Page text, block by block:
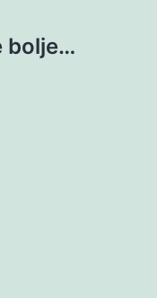
bolje…